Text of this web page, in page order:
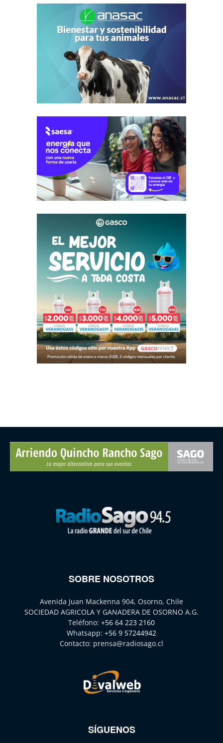
SOBRE NOSOTROS
Avenida Juan Mackenna 904, Osorno, Chile
SOCIEDAD AGRICOLA Y GANADERA DE OSORNO A.G.
Teléfono: +56 64 223 2160
Whatsapp: +56 9 57244942
Contacto: prensa@radiosago.cl
SÍGUENOS